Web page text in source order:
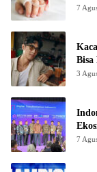
7
Bisa
3
7